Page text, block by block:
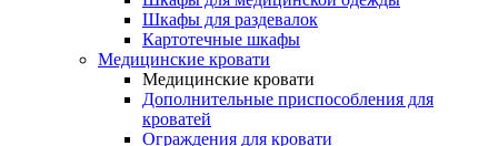
Шкафы для раздевалок
Картотечные шкафы
Медицинские кровати
Медицинские кровати
Дополнительные приспособления для
кроватей
Ограждения для кровати